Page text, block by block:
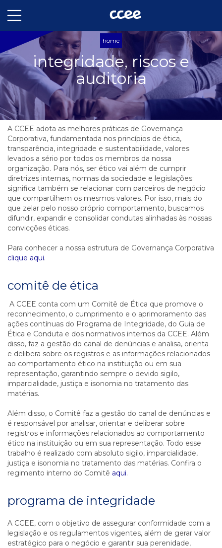
home
integridade, riscos e
auditoria
A CCEE adota as melhores práticas de Governança
Corporativa, fundamentada nos princípios de ética,
transparência, integridade e sustentabilidade, valores
levados a sério por todos os membros da nossa
organização. Para nós, ser ético vai além de cumprir
diretrizes internas, normas da sociedade e legislações:
significa também se relacionar com parceiros de negócio
que compartilhem os mesmos valores. Por isso, mais do
que zelar pelo nosso próprio comportamento, buscamos
difundir, expandir e consolidar condutas alinhadas às nossas
convicções éticas.
Para conhecer a nossa estrutura de Governança Corporativa
clique aqui.
comitê de ética
A CCEE conta com um Comitê de Ética que promove o
reconhecimento, o cumprimento e o aprimoramento das
ações contínuas do Programa de Integridade, do Guia de
Ética e Conduta e dos normativos internos da CCEE. Além
disso, faz a gestão do canal de denúncias e analisa, orienta
e delibera sobre os registros e as informações relacionados
ao comportamento ético na instituição ou em sua
representação, garantindo sempre o devido sigilo,
imparcialidade, justiça e isonomia no tratamento das
matérias.
Além disso, o Comitê faz a gestão do canal de denúncias e
é responsável por analisar, orientar e deliberar sobre
registros e informações relacionados ao comportamento
ético na instituição ou em sua representação. Todo esse
trabalho é realizado com absoluto sigilo, imparcialidade,
justiça e isonomia no tratamento das matérias. Confira o
regimento interno do Comitê aqui.
programa de integridade
A CCEE, com o objetivo de assegurar conformidade com a
legislação e os regulamentos vigentes, além de gerar valor
estratégico para o negócio e garantir sua perenidade,